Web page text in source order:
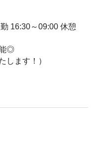
16:30～09:00 休憩
◎
します！）